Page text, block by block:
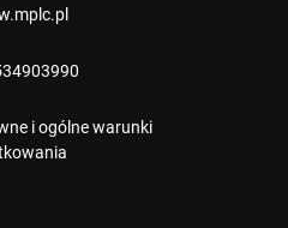
i ogólne warunki